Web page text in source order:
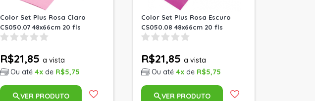
Color Set Plus Rosa Claro
CS050.07 48x66cm 20 fls
R$21,85 a vista
Ou até 4x de R$5,75
VER PRODUTO
Color Set Plus Rosa Escuro
CS050.08 48x66cm 20 fls
R$21,85 a vista
Ou até 4x de R$5,75
VER PRODUTO